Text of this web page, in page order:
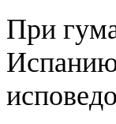
При